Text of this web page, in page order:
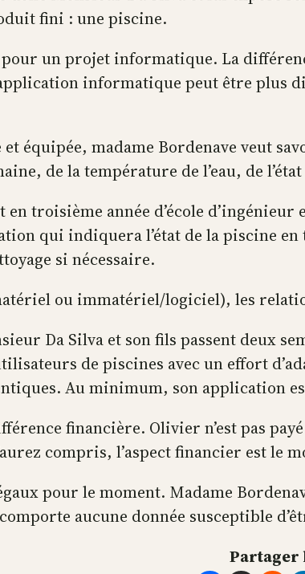
fini : une piscine.
un projet informatique. La
informatique peut être plus
et équipée, madame Bordenave veut
de la température de l’eau, de
troisième année d’école
qui indiquera l’état de la piscine
si nécessaire.
ou immatériel/logiciel), les
Da Silva et son fils passent deux
de piscines avec un effort
Au minimum, son application
financière. Olivier n’est pas
compris, l’aspect financier est le
pour le moment. Madame
aucune donnée susceptible